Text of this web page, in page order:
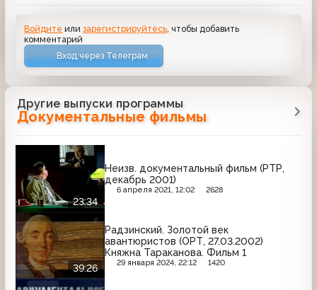
Войдите илизарегистрируйтесь , чтобы добавить
комментарий
Вход через Телеграм
Другие выпуски программы
Документальные фильмы
23:34
Неизв. документальный фильм (РТР,
декабрь 2001)
6 апреля 2021, 12:02 2628
39:26
Радзинский. Золотой век
авантюристов (ОРТ, 27.03.2002)
Княжна Тараканова. Фильм 1
29 января 2024, 22:12 1420